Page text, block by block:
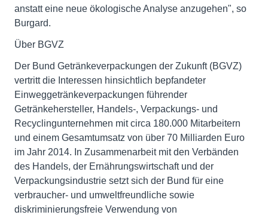
anstatt eine neue ökologische Analyse anzugehen", so
Burgard.
Über BGVZ
Der Bund Getränkeverpackungen der Zukunft (BGVZ)
vertritt die Interessen hinsichtlich bepfandeter
Einweggetränkeverpackungen führender
Getränkehersteller, Handels-, Verpackungs- und
Recyclingunternehmen mit circa 180.000 Mitarbeitern
und einem Gesamtumsatz von über 70 Milliarden Euro
im Jahr 2014. In Zusammenarbeit mit den Verbänden
des Handels, der Ernährungswirtschaft und der
Verpackungsindustrie setzt sich der Bund für eine
verbraucher- und umweltfreundliche sowie
diskriminierungsfreie Verwendung von